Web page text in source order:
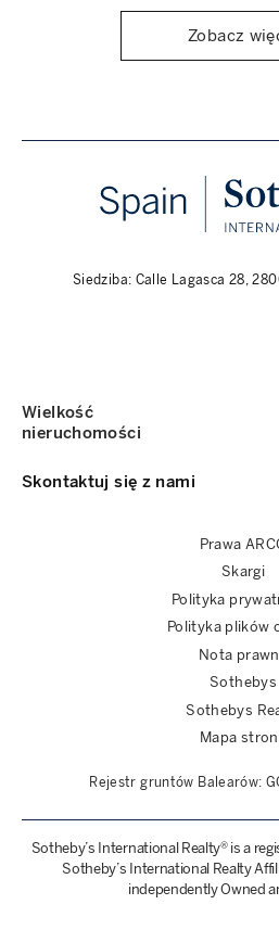
Zobacz
Siedziba: Calle Lagasca 28,
Skontaktuj się z nami
Wielkość
nieruchomości
Prawa
Skargi
Polityka
Polityka plików
Nota
Sothebys
Sothebys
Mapa
Rejestr gruntów Balearów:
Sotheby’s International Realty® is a
Sotheby’s International Realty
independently Owned